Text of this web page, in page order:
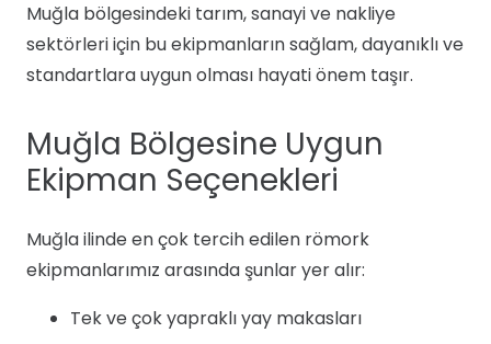
Muğla bölgesindeki tarım, sanayi ve nakliye
sektörleri için bu ekipmanların sağlam, dayanıklı ve
standartlara uygun olması hayati önem taşır.
Muğla Bölgesine Uygun
Ekipman Seçenekleri
Muğla ilinde en çok tercih edilen römork
ekipmanlarımız arasında şunlar yer alır:
Tek ve çok yapraklı yay makasları